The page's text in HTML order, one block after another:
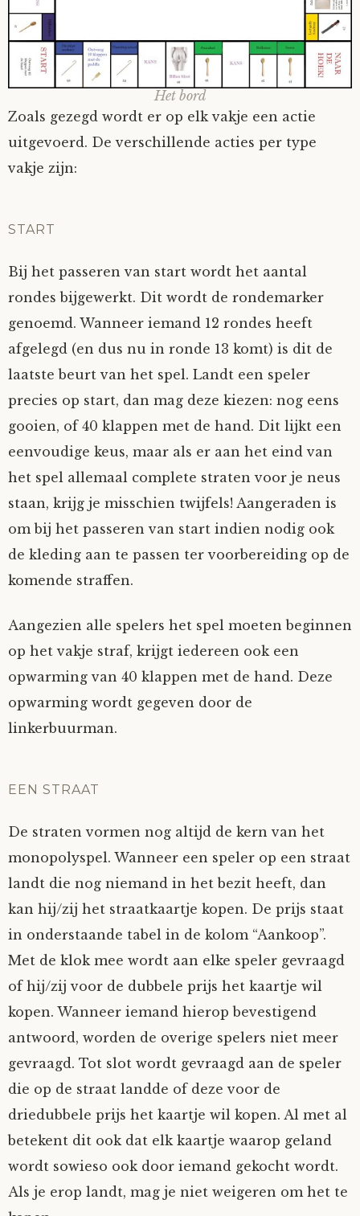
Het bord
Zoals gezegd wordt er op elk vakje een actie
uitgevoerd. De verschillende acties per type
vakje zijn:
START
Bij het passeren van start wordt het aantal
rondes bijgewerkt. Dit wordt de rondemarker
genoemd. Wanneer iemand 12 rondes heeft
afgelegd (en dus nu in ronde 13 komt) is dit de
laatste beurt van het spel. Landt een speler
precies op start, dan mag deze kiezen: nog eens
gooien, of 40 klappen met de hand. Dit lijkt een
eenvoudige keus, maar als er aan het eind van
het spel allemaal complete straten voor je neus
staan, krijg je misschien twijfels! Aangeraden is
om bij het passeren van start indien nodig ook
de kleding aan te passen ter voorbereiding op de
komende straffen.
Aangezien alle spelers het spel moeten beginnen
op het vakje straf, krijgt iedereen ook een
opwarming van 40 klappen met de hand. Deze
opwarming wordt gegeven door de
linkerbuurman.
EEN STRAAT
De straten vormen nog altijd de kern van het
monopolyspel. Wanneer een speler op een straat
landt die nog niemand in het bezit heeft, dan
kan hij/zij het straatkaartje kopen. De prijs staat
in onderstaande tabel in de kolom “Aankoop”.
Met de klok mee wordt aan elke speler gevraagd
of hij/zij voor de dubbele prijs het kaartje wil
kopen. Wanneer iemand hierop bevestigend
antwoord, worden de overige spelers niet meer
gevraagd. Tot slot wordt gevraagd aan de speler
die op de straat landde of deze voor de
driedubbele prijs het kaartje wil kopen. Al met al
betekent dit ook dat elk kaartje waarop geland
wordt sowieso ook door iemand gekocht wordt.
Als je erop landt, mag je niet weigeren om het te